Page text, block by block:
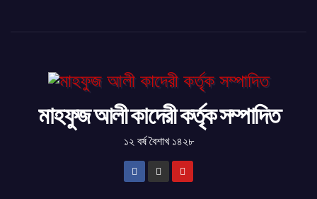
মাহফুজ আলী কাদেরী কর্তৃক সম্পাদিত
১২ বর্ষ বৈশাখ ১৪২৮